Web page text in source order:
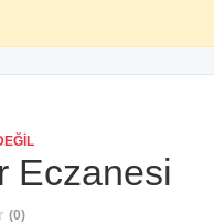
Eczanesi
(0)